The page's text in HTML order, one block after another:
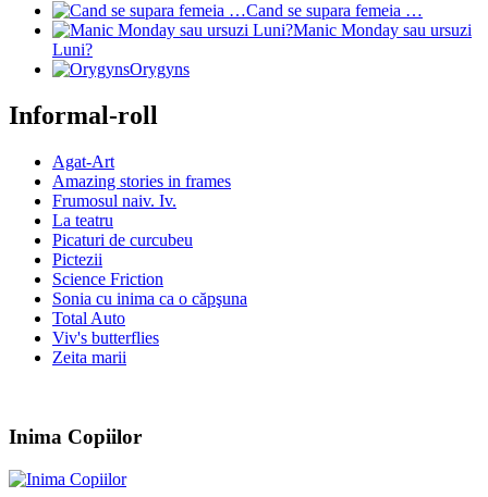
Cand se supara femeia …
Manic Monday sau ursuzi
Luni?
Orygyns
Informal-roll
Agat-Art
Amazing stories in frames
Frumosul naiv. Iv.
La teatru
Picaturi de curcubeu
Pictezii
Science Friction
Sonia cu inima ca o căpşuna
Total Auto
Viv's butterflies
Zeita marii
Inima Copiilor